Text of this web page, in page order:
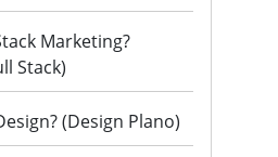
Marketing?
Stack)
(Design Plano)